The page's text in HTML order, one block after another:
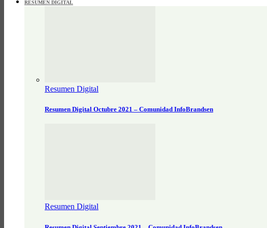
RESUMEN DIGITAL
Resumen Digital
Resumen Digital Octubre 2021 – Comunidad InfoBrandsen
Resumen Digital